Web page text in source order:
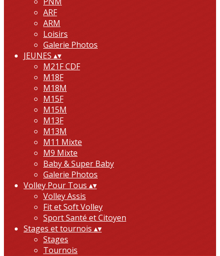
ARF
ARM
Loisirs
Galerie Photos
JEUNES ▴▾
M21F CDF
M18F
M18M
M15F
M15M
M13F
M13M
M11 Mixte
M9 Mixte
Baby & Super Baby
Galerie Photos
Volley Pour Tous ▴▾
Volley Assis
Fit et Soft Volley
Sport Santé et Citoyen
Stages et tournois ▴▾
Stages
Tournois